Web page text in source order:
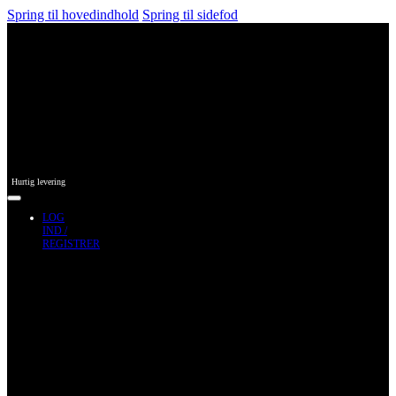
Spring til hovedindhold Spring til sidefod
Hurtig levering
LOG
IND /
REGISTRER